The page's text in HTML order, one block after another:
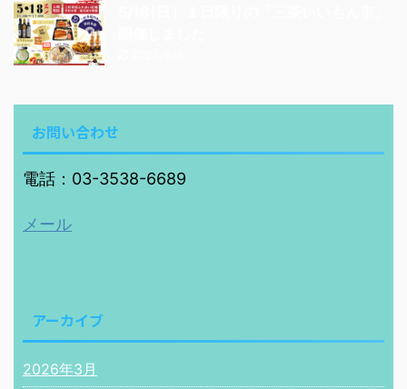
お問い合わせ
電話：03-3538-6689
メール
アーカイブ
2026年3月